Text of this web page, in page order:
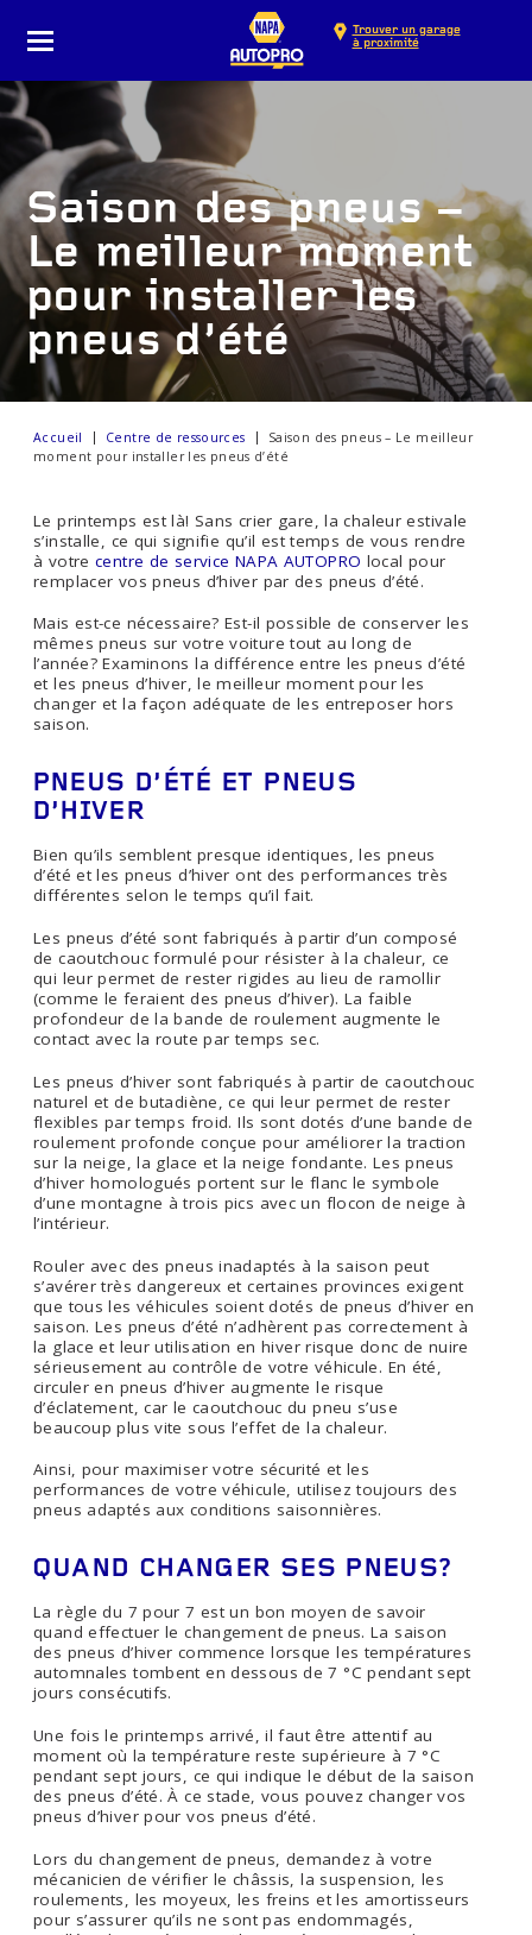
Trouver un garage
à proximité
Saison des pneus –
Le meilleur moment
pour installer les
pneus d’été
Accueil Centre de ressources
Saison des pneus – Le meilleur
moment pour installer les pneus d’été
Le printemps est là! Sans crier gare, la chaleur estivale
s’installe, ce qui signifie qu’il est temps de vous rendre
à votre centre de service NAPA AUTOPRO local pour
remplacer vos pneus d’hiver par des pneus d’été.
Mais est-ce nécessaire? Est-il possible de conserver les
mêmes pneus sur votre voiture tout au long de
l’année? Examinons la différence entre les pneus d’été
et les pneus d’hiver, le meilleur moment pour les
changer et la façon adéquate de les entreposer hors
saison.
PNEUS D’ÉTÉ ET PNEUS
D’HIVER
Bien qu’ils semblent presque identiques, les pneus
d’été et les pneus d’hiver ont des performances très
différentes selon le temps qu’il fait.
Les pneus d’été sont fabriqués à partir d’un composé
de caoutchouc formulé pour résister à la chaleur, ce
qui leur permet de rester rigides au lieu de ramollir
(comme le feraient des pneus d’hiver). La faible
profondeur de la bande de roulement augmente le
contact avec la route par temps sec.
Les pneus d’hiver sont fabriqués à partir de caoutchouc
naturel et de butadiène, ce qui leur permet de rester
flexibles par temps froid. Ils sont dotés d’une bande de
roulement profonde conçue pour améliorer la traction
sur la neige, la glace et la neige fondante. Les pneus
d’hiver homologués portent sur le flanc le symbole
d’une montagne à trois pics avec un flocon de neige à
l’intérieur.
Rouler avec des pneus inadaptés à la saison peut
s’avérer très dangereux et certaines provinces exigent
que tous les véhicules soient dotés de pneus d’hiver en
saison. Les pneus d’été n’adhèrent pas correctement à
la glace et leur utilisation en hiver risque donc de nuire
sérieusement au contrôle de votre véhicule. En été,
circuler en pneus d’hiver augmente le risque
d’éclatement, car le caoutchouc du pneu s’use
beaucoup plus vite sous l’effet de la chaleur.
Ainsi, pour maximiser votre sécurité et les
performances de votre véhicule, utilisez toujours des
pneus adaptés aux conditions saisonnières.
QUAND CHANGER SES PNEUS?
La règle du 7 pour 7 est un bon moyen de savoir
quand effectuer le changement de pneus. La saison
des pneus d’hiver commence lorsque les températures
automnales tombent en dessous de 7 °C pendant sept
jours consécutifs.
Une fois le printemps arrivé, il faut être attentif au
moment où la température reste supérieure à 7 °C
pendant sept jours, ce qui indique le début de la saison
des pneus d’été. À ce stade, vous pouvez changer vos
pneus d’hiver pour vos pneus d’été.
Lors du changement de pneus, demandez à votre
mécanicien de vérifier le châssis, la suspension, les
roulements, les moyeux, les freins et les amortisseurs
pour s’assurer qu’ils ne sont pas endommagés,